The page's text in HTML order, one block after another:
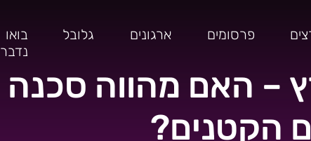
פרסומים ארגונים גלובל
בואו
נדבר
– האם מהווה סכנה
הקטנים?